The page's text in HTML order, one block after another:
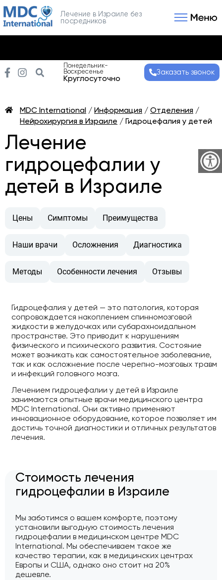
Лечение в Израиле без
посредников
Понедельник-
Воскресенье
Круглосуточно
Заказать звонок
MDC International / Информация / Отделения /
Нейрохирургия в Израиле / Гидроцефалия у детей
Лечение
гидроцефалии у
детей в Израиле
Цены Симптомы Преимущества
Наши врачи Осложнения Диагностика
Методы Особенности лечения Отзывы
Гидроцефалия у детей — это патология, которая
сопровождается накоплением спинномозговой
жидкости в желудочках или субарахноидальном
пространстве. Это приводит к нарушениям
физического и психического развития. Состояние
может возникать как самостоятельное заболевание,
так и как осложнение после черепно-мозговых травм
и инфекций головного мозга.
Лечением гидроцефалии у детей в Израиле
занимаются опытные врачи медицинского центра
MDC International. Они активно применяют
инновационное оборудование, которое позволяет им
достичь точной диагностики и отличных результатов
лечения.
Стоимость лечения
гидроцефалии в Израиле
Мы заботимся о вашем комфорте, поэтому
установили выгодную стоимость лечения
гидроцефалии в медицинском центре MDC
International. Мы обеспечиваем такое же
качество терапии, как в медицинских центрах
Европы и США, однако оно стоит на 20%
дешевле.